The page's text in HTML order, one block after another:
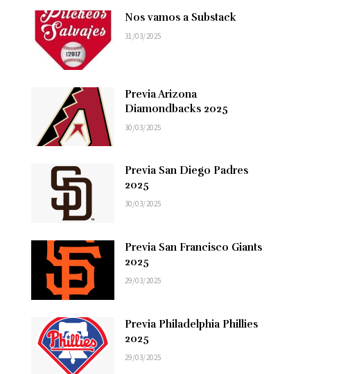
Nos vamos a Substack
31/03/2025
Previa Arizona
Diamondbacks 2025
30/03/2025
Previa San Diego Padres
2025
30/03/2025
Previa San Francisco Giants
2025
29/03/2025
Previa Philadelphia Phillies
2025
29/03/2025